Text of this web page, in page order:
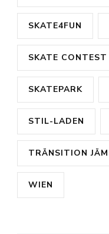
SKATE4FUN
SKATE CONTEST
SKATEPARK
STIL-LADEN
TRÄNSITION JÄM
WIEN